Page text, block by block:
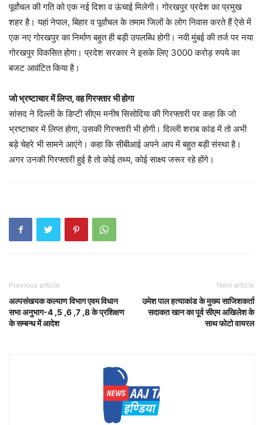
पूर्वांचल की गति को एक नई दिशा व ऊंचाई मिलेगी। गोरखपुर प्रदेश का प्रमुख
शहर है। यहां नेपाल, बिहार व पूर्वांचल के तमाम जिलों के लोग निवास करते हैं ऐसे में
एक नए गोरखपुर का निर्माण बहुत ही बड़ी उपलब्धि होगी। नवी मुंबई की तर्ज पर नया
गोरखपुर विकसित होगा। प्रदेश सरकार ने इसके लिए 3000 करोड़ रुपये का
बजट आवंटित किया है।
जो भ्रष्टाचार में लिप्त, वह गिरफ्तार भी होगा
सांसद ने दिल्ली के डिप्टी सीएम मनीष सिसोदिया की गिरफ्तारी पर कहा कि जो
भ्रष्टाचार में लिप्त होगा, उसकी गिरफ्तारी भी होगी। दिल्ली शराब कांड में तो अभी
बड़े चेहरे भी सामने आएंगे। कहा कि सीबीआई अपने आप में बहुत बड़ी संस्था है।
अगर उनकी गिरफ्तारी हुई है तो कोई तथ्य, कोई साक्ष्य जरूर रहे होंगे।
Previous article
अल्पसंखयक कल्याण विभाग एवम विधान
सभा अनुभाग-4 ,5 ,6 ,7 ,8 के प्रशिक्षण
के सम्बन्ध में आदेश
Next article
उमेश पाल हत्याकांड के मुख्य साजिशकर्ता
सदाकत खान का पूर्व सीएम अखिलेश के
साथ फोटो वायरल